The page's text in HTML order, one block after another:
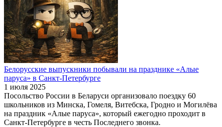
Белорусские выпускники побывали на празднике «Алые
паруса» в Санкт-Петербурге
1 июля 2025
Посольство России в Беларуси организовало поездку 60
школьников из Минска, Гомеля, Витебска, Гродно и Могилёва
на праздник «Алые паруса», который ежегодно проходит в
Санкт-Петербурге в честь Последнего звонка.